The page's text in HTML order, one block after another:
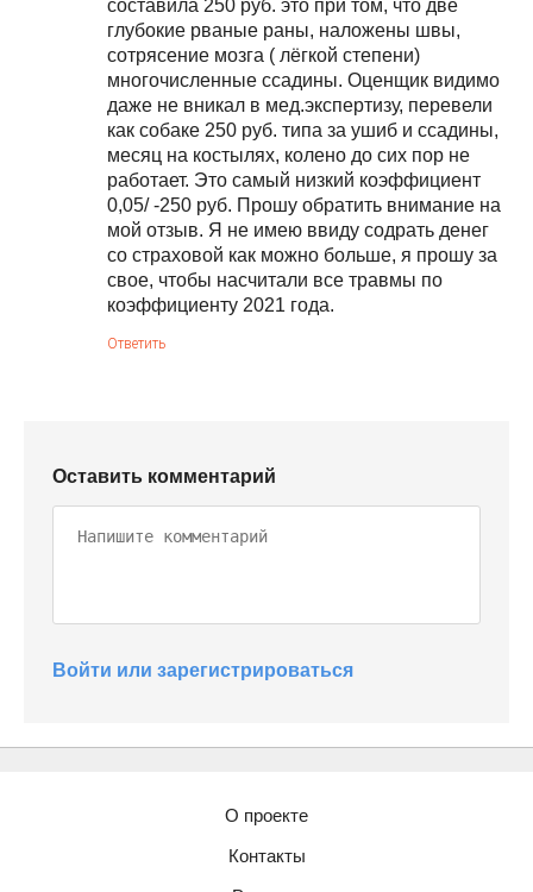
составила 250 руб. это при том, что две
глубокие рваные раны, наложены швы,
сотрясение мозга ( лёгкой степени)
многочисленные ссадины. Оценщик видимо
даже не вникал в мед.экспертизу, перевели
как собаке 250 руб. типа за ушиб и ссадины,
месяц на костылях, колено до сих пор не
работает. Это самый низкий коэффициент
0,05/ -250 руб. Прошу обратить внимание на
мой отзыв. Я не имею ввиду содрать денег
со страховой как можно больше, я прошу за
свое, чтобы насчитали все травмы по
коэффициенту 2021 года.
Ответить
Оставить комментарий
Войти или зарегистрироваться
О проекте
Контакты